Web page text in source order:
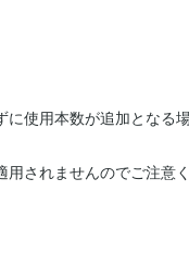
使用本数が追加となる
用されませんのでご注意